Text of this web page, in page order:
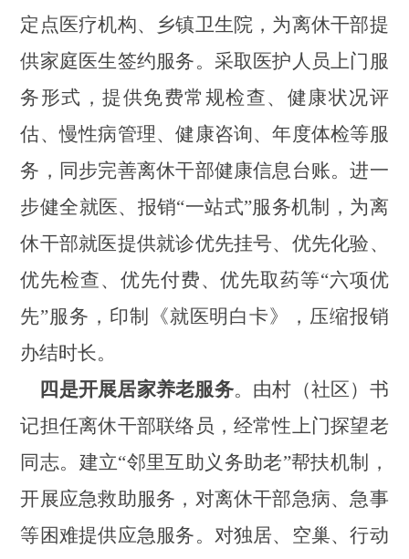
定点医疗机构、乡镇卫生院，为离休干部提
供家庭医生签约服务。采取医护人员上门服
务形式，提供免费常规检查、健康状况评
估、慢性病管理、健康咨询、年度体检等服
务，同步完善离休干部健康信息台账。进一
步健全就医、报销“一站式”服务机制， 为离
休干部就医提供就诊优先挂号、优先化验、
优先检查、优先付费、优先取药等“六项优
先”服务， 印制《就医明白卡》，压缩报销
办结时长。
四是开展居家养老服务。由村（社区）书
记担任离休干部联络员，经常性上门探望老
同志。建立“邻里互助义务助老”帮扶机制，
开展应急救助服务，对离休干部急病、急事
等困难提供应急服务。 对独居、空巢、行动